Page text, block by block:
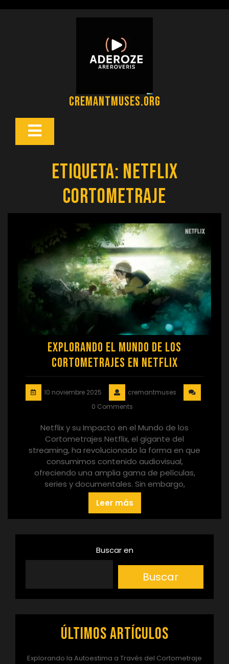
cremantmuses.org
Botón
Etiqueta: netflix
cortometraje
Explorando el Mundo de los
Cortometrajes en Netflix
10 noviembre 2025
cremantmuses
0 Comments
Netflix y su Impacto en el Mundo de los
Cortometrajes Netflix, el gigante del
streaming, ha revolucionado la forma en que
consumimos contenido audiovisual,
ofreciendo una amplia gama de películas,
series y documentales. Sin embargo,
Leer más
Buscar en
Buscar
Últimos artículos
Explorando la Autoestima a Través del Cortometraje